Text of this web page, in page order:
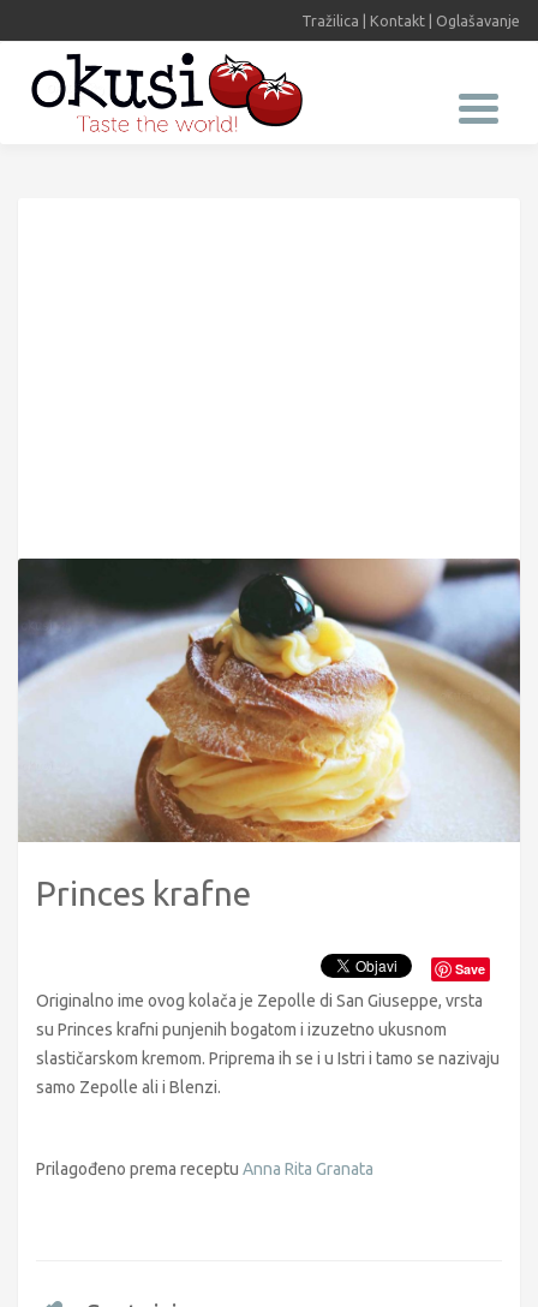
Tražilica Kontakt Oglašavanje
Princes krafne
Save
Originalno ime ovog kolača je Zepolle di San Giuseppe, vrsta
su Princes krafni punjenih bogatom i izuzetno ukusnom
slastičarskom kremom. Priprema ih se i u Istri i tamo se nazivaju
samo Zepolle ali i Blenzi.
Prilagođeno prema receptu Anna Rita Granata